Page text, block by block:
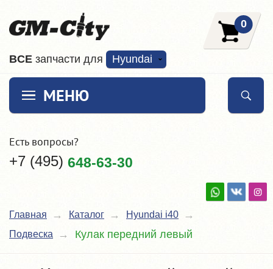
ВCE запчасти для Hyundai
0
МЕНЮ
Есть вопросы?
+7 (495) 648-63-30
Главная Каталог
Hyundai i40
Подвеска
Кулак передний левый